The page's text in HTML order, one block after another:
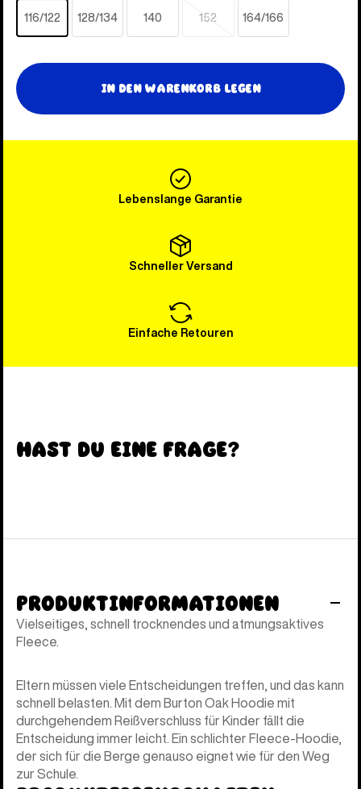
116/122 128/134 140 152
Ausverkauft
164/166
In den Warenkorb legen
Lebenslange Garantie
Schneller Versand
Einfache Retouren
Hast du eine Frage?
Produktinformationen
Vielseitiges, schnell trocknendes und atmungsaktives
Fleece.
Eltern müssen viele Entscheidungen treffen, und das kann
schnell belasten. Mit dem Burton Oak Hoodie mit
durchgehendem Reißverschluss für Kinder fällt die
Entscheidung immer leicht. Ein schlichter Fleece-Hoodie,
der sich für die Berge genauso eignet wie für den Weg
zur Schule.